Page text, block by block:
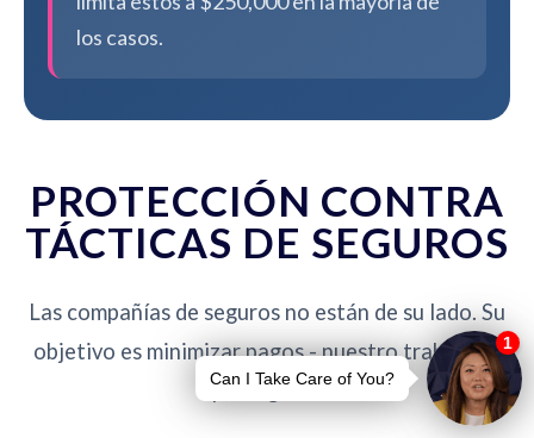
los casos.
PROTECCIÓN CONTRA
TÁCTICAS DE SEGUROS
Las compañías de seguros no están de su lado. Su
objetivo es minimizar pagos - nuestro trabajo es
protegerlo.